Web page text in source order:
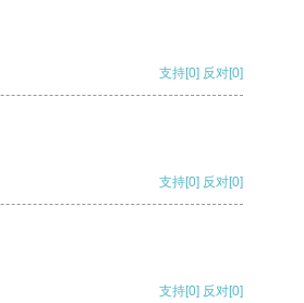
支持[0] 反对[0]
支持[0] 反对[0]
支持[0] 反对[0]